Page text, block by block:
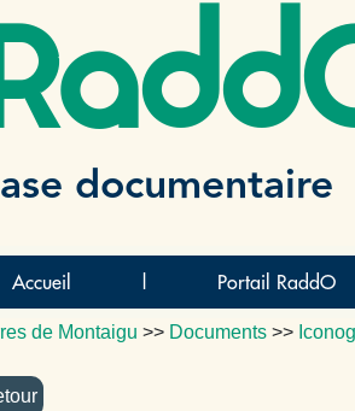
documentaire
Accueil Portail RaddO
de Montaigu >> Documents >>